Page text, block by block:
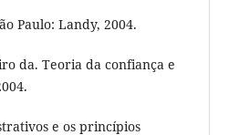
Paulo: Landy, 2004.
da. Teoria da confiança e
e os princípios